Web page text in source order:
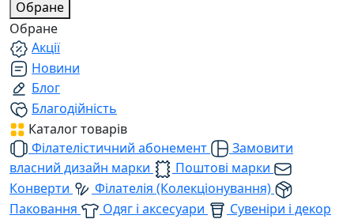
Обране
Обране
Акції
Новини
Блог
Благодійність
Каталог товарів
Філателістичний абонемент
Замовити
власний дизайн марки
Поштові марки
Конверти
Філателія (Колекціонування)
Паковання
Одяг і аксесуари
Сувеніри і декор